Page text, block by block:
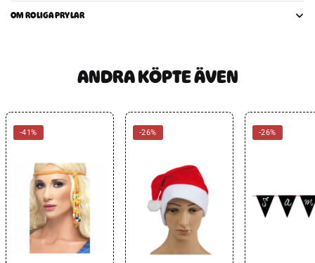
OM ROLIGAPRYLAR
ANDRA KÖPTE ÄVEN
-41% -26% -26%